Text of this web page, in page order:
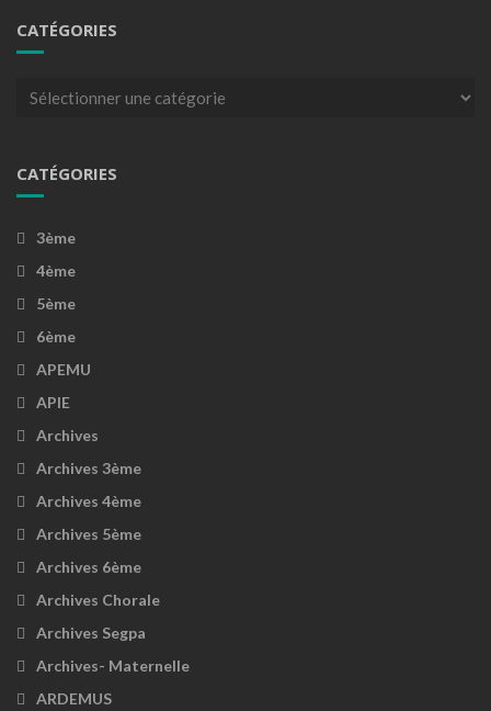
CATÉGORIES
Catégories
CATÉGORIES
3ème
4ème
5ème
6ème
APEMU
APIE
Archives
Archives 3ème
Archives 4ème
Archives 5ème
Archives 6ème
Archives Chorale
Archives Segpa
Archives- Maternelle
ARDEMUS